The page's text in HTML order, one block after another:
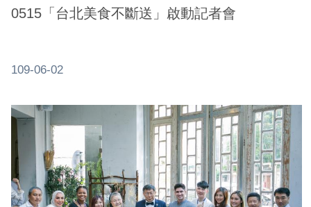
0515「台北美食不斷送」啟動記者會
109-06-02